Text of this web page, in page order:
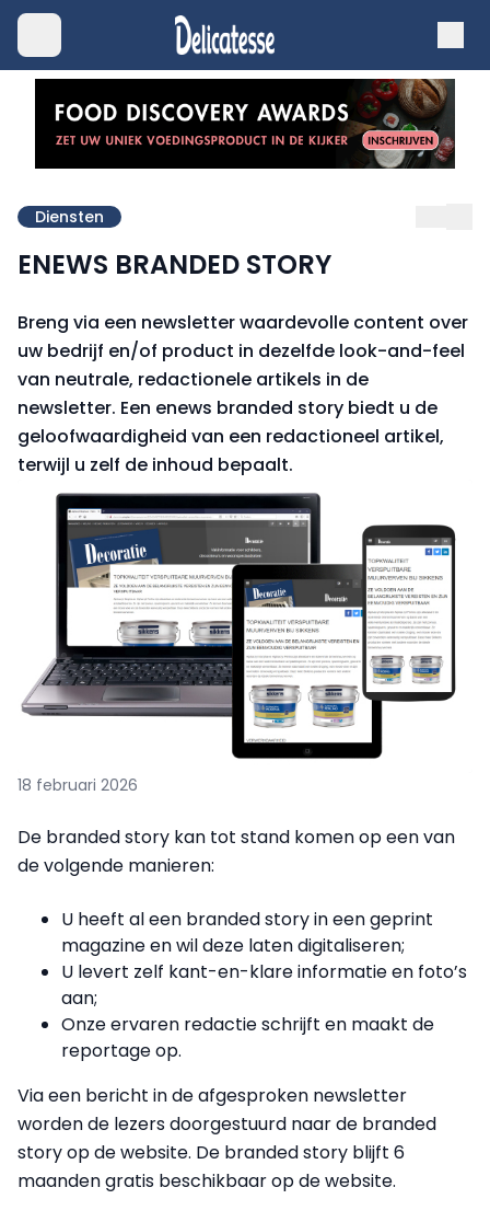
Diensten
ENEWS BRANDED STORY
Breng via een newsletter waardevolle content over
uw bedrijf en/of product in dezelfde look-and-feel
van neutrale, redactionele artikels in de
newsletter. Een enews branded story biedt u de
geloofwaardigheid van een redactioneel artikel,
terwijl u zelf de inhoud bepaalt.
18 februari 2026
De branded story kan tot stand komen op een van
de volgende manieren:
U heeft al een branded story in een geprint
magazine en wil deze laten digitaliseren;
U levert zelf kant-en-klare informatie en foto’s
aan;
Onze ervaren redactie schrijft en maakt de
reportage op.
Via een bericht in de afgesproken newsletter
worden de lezers doorgestuurd naar de branded
story op de website. De branded story blijft 6
maanden gratis beschikbaar op de website.